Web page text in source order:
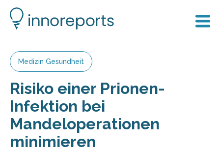
Medizin Gesundheit
Risiko einer Prionen-
Infektion bei
Mandeloperationen
minimieren